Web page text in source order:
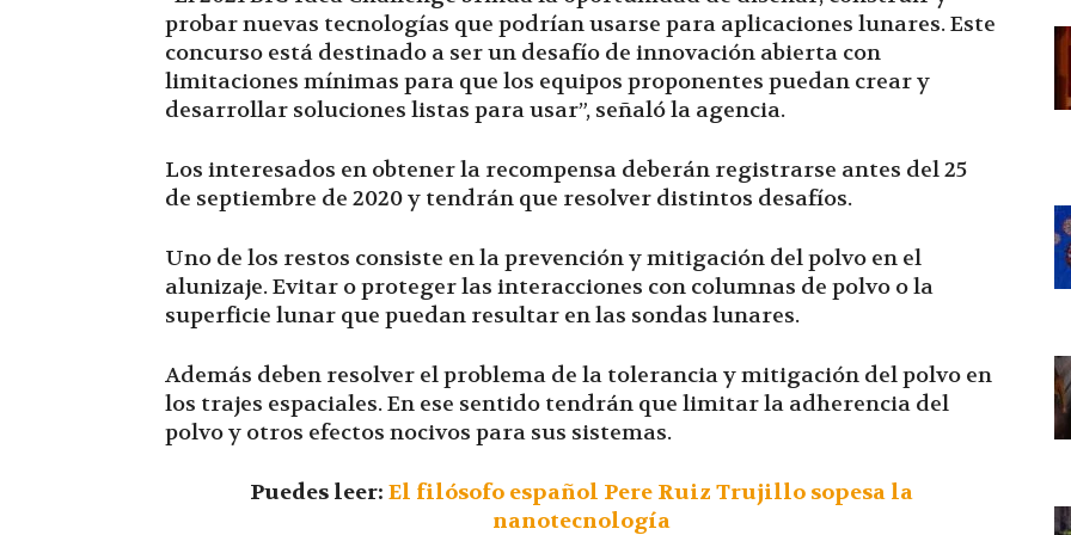
probar nuevas tecnologías que podrían usarse para aplicaciones lunares. Este
concurso está destinado a ser un desafío de innovación abierta con
limitaciones mínimas para que los equipos proponentes puedan crear y
desarrollar soluciones listas para usar”, señaló la agencia.
Los interesados en obtener la recompensa deberán registrarse antes del 25
de septiembre de 2020 y tendrán que resolver distintos desafíos.
Uno de los restos consiste en la prevención y mitigación del polvo en el
alunizaje. Evitar o proteger las interacciones con columnas de polvo o la
superficie lunar que puedan resultar en las sondas lunares.
Además deben resolver el problema de la tolerancia y mitigación del polvo en
los trajes espaciales. En ese sentido tendrán que limitar la adherencia del
polvo y otros efectos nocivos para sus sistemas.
Puedes leer: El filósofo español Pere Ruiz Trujillo sopesa la
nanotecnología